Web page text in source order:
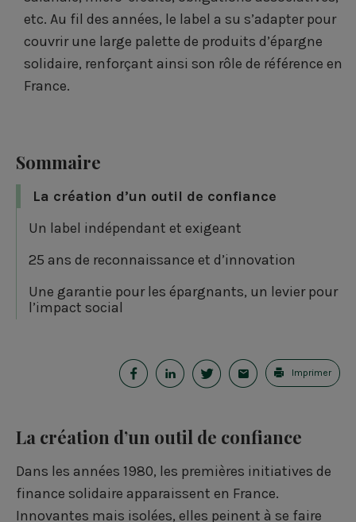
etc. Au fil des années, le label a su s’adapter pour
couvrir une large palette de produits d’épargne
solidaire, renforçant ainsi son rôle de référence en
France.
Sommaire
La création d’un outil de confiance
Un label indépendant et exigeant
25 ans de reconnaissance et d’innovation
Une garantie pour les épargnants, un levier pour
l’impact social
P
r
t
a
P
r
t
a
P
r
a
E
m
i
Imprimer
La création d’un outil de confiance
Dans les années 1980, les premières initiatives de
finance solidaire apparaissent en France.
Innovantes mais isolées, elles peinent à se faire